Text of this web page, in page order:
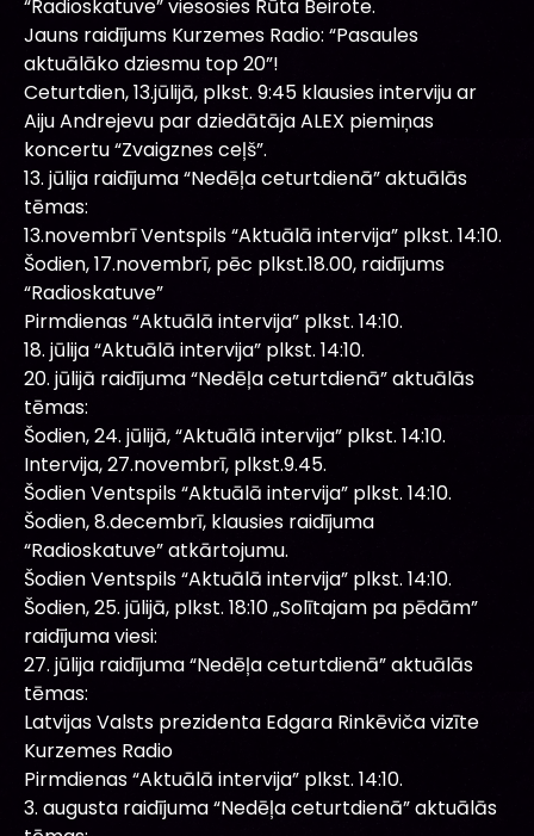
“Radioskatuve” viesosies Rūta Beirote.
Jauns raidījums Kurzemes Radio: “Pasaules
aktuālāko dziesmu top 20”!
Ceturtdien, 13.jūlijā, plkst. 9:45 klausies interviju ar
Aiju Andrejevu par dziedātāja ALEX piemiņas
koncertu “Zvaigznes ceļš”.
13. jūlija raidījuma “Nedēļa ceturtdienā” aktuālās
tēmas:
13.novembrī Ventspils “Aktuālā intervija” plkst. 14:10.
Šodien, 17.novembrī, pēc plkst.18.00, raidījums
“Radioskatuve”
Pirmdienas “Aktuālā intervija” plkst. 14:10.
18. jūlija “Aktuālā intervija” plkst. 14:10.
20. jūlijā raidījuma “Nedēļa ceturtdienā” aktuālās
tēmas:
Šodien, 24. jūlijā, “Aktuālā intervija” plkst. 14:10.
Intervija, 27.novembrī, plkst.9.45.
Šodien Ventspils “Aktuālā intervija” plkst. 14:10.
Šodien, 8.decembrī, klausies raidījuma
“Radioskatuve” atkārtojumu.
Šodien Ventspils “Aktuālā intervija” plkst. 14:10.
Šodien, 25. jūlijā, plkst. 18:10 „Solītajam pa pēdām”
raidījuma viesi:
27. jūlija raidījuma “Nedēļa ceturtdienā” aktuālās
tēmas:
Latvijas Valsts prezidenta Edgara Rinkēviča vizīte
Kurzemes Radio
Pirmdienas “Aktuālā intervija” plkst. 14:10.
3. augusta raidījuma “Nedēļa ceturtdienā” aktuālās